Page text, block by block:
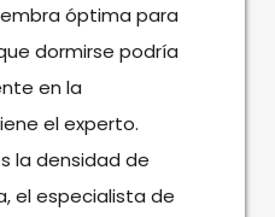
óptima para
dormirse podría
en la
el experto.
la densidad de
el especialista de